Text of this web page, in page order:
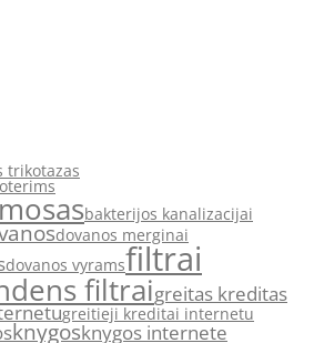
trikotazas
bakterijos kanalizacijai
dovanos merginai
dovanos vyramsfiltrai
filtraigreitas kreditas
greitieji kreditai internetu
knygosknygos internete